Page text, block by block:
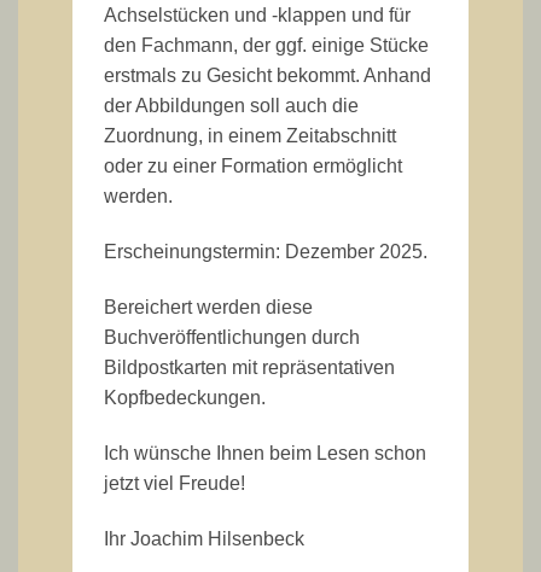
Achselstücken und -klappen und für
den Fachmann, der ggf. einige Stücke
erstmals zu Gesicht bekommt. Anhand
der Abbildungen soll auch die
Zuordnung, in einem Zeitabschnitt
oder zu einer Formation ermöglicht
werden.
Erscheinungstermin: Dezember 2025.
Bereichert werden diese
Buchveröffentlichungen durch
Bildpostkarten mit repräsentativen
Kopfbedeckungen.
Ich wünsche Ihnen beim Lesen schon
jetzt viel Freude!
Ihr Joachim Hilsenbeck